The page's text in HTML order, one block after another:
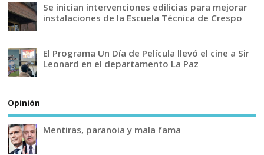
Se inician intervenciones edilicias para mejorar
instalaciones de la Escuela Técnica de Crespo
El Programa Un Día de Película llevó el cine a Sir
Leonard en el departamento La Paz
Opinión
Mentiras, paranoia y mala fama